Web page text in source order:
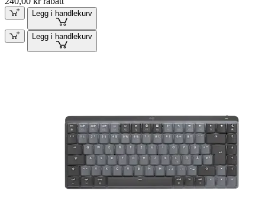
Legg i handlekurv
Legg i handlekurv